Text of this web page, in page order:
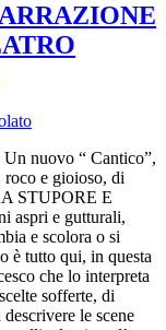
nuovo “ Cantico”,
roco e gioioso, di
STUPORE E
aspri e gutturali,
e scolora o si
è tutto qui, in questa
che lo interpreta
sofferte, di
le scene